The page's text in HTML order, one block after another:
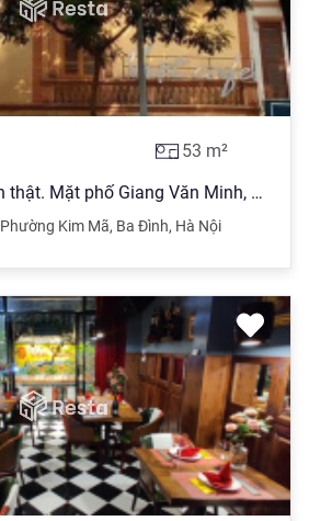
53 m²
Tùng Lâm hình ảnh thật. Mặt phố Giang Văn Minh, mặt tiền + vỉa hè 16m, giá mềm
Phường Kim Mã, Ba Đình, Hà Nội